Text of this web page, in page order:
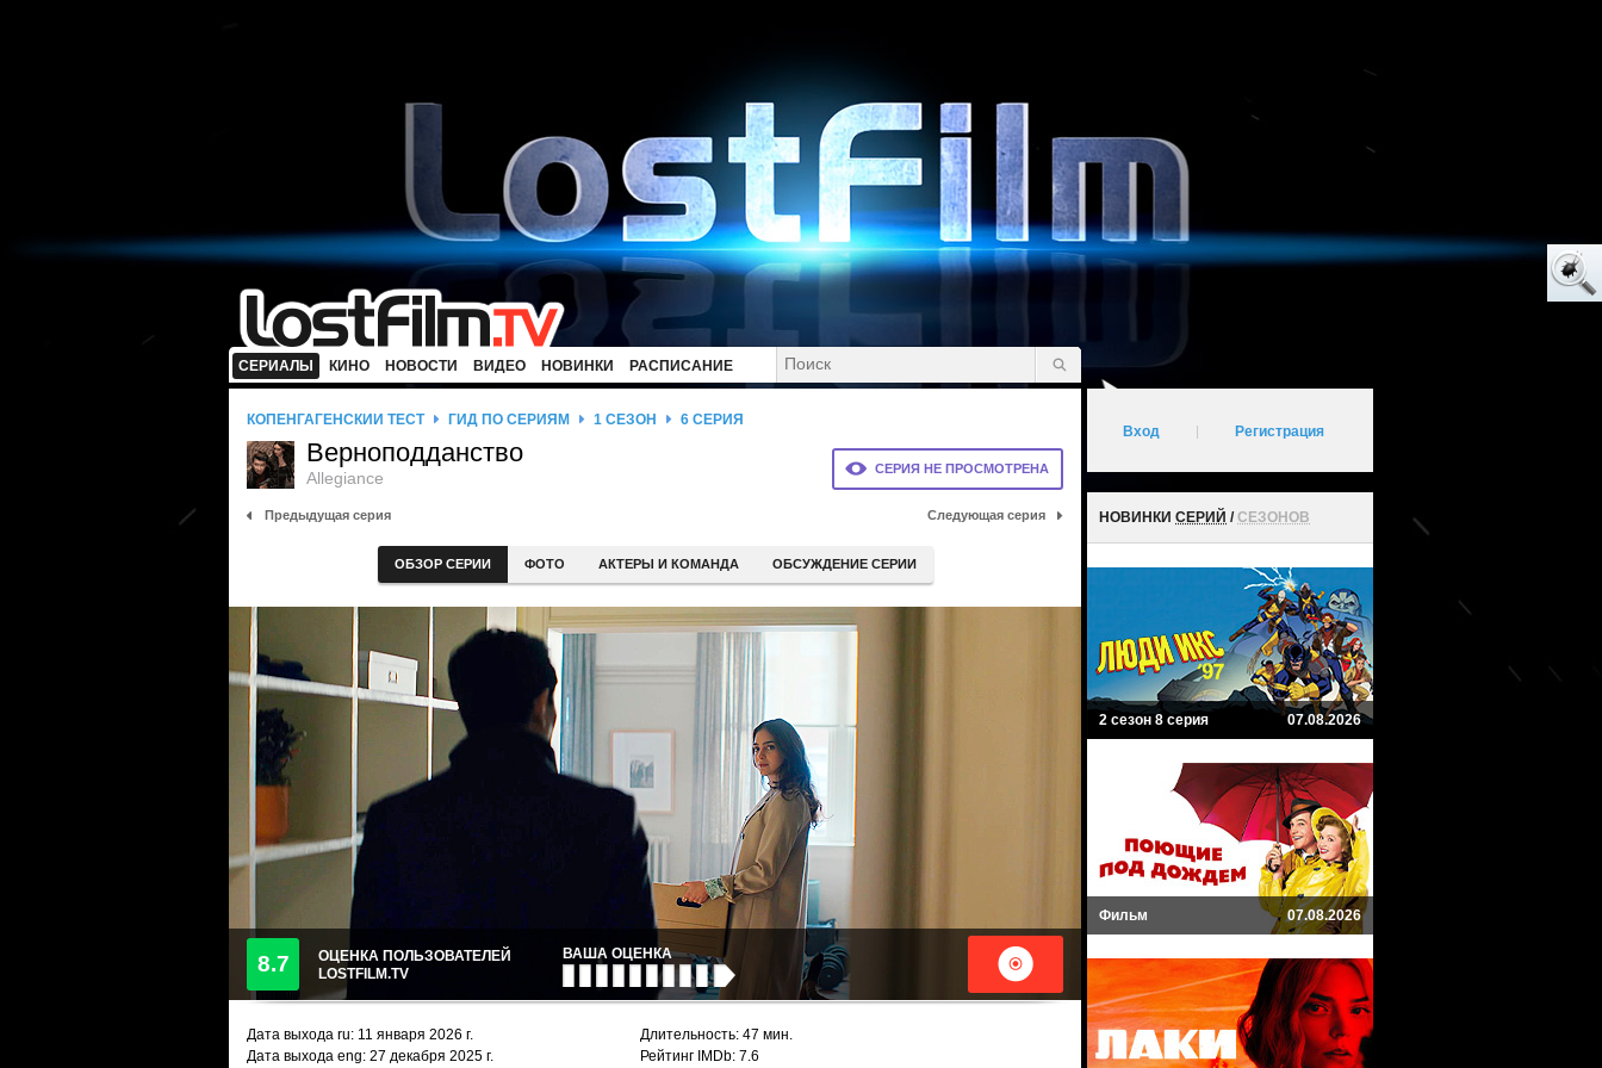
СЕРИАЛЫ КИНО НОВОСТИ ВИДЕО НОВИНКИ РАСПИСАНИЕ
СЕРИЯ НЕ ПРОСМОТРЕНА
КОПЕНГАГЕНСКИЙ ТЕСТ ГИД ПО СЕРИЯМ 1 СЕЗОН 6 СЕРИЯ
Верноподданство
Allegiance
Предыдущая серия Следующая серия
ОБЗОР СЕРИИ ФОТО АКТЕРЫ И КОМАНДА ОБСУЖДЕНИЕ СЕРИИ
8.7
ОЦЕНКА ПОЛЬЗОВАТЕЛЕЙ
LOSTFILM.TV
ВАША ОЦЕНКА
Дата выхода ru: 11 января 2026 г.
Дата выхода eng: 27 декабря 2025 г.
Длительность: 47 мин.
Рейтинг IMDb: 7.6
Вход Регистрация
НОВИНКИ СЕРИЙ /СЕЗОНОВ
2 сезон 8 серия 07.08.2026
Фильм 07.08.2026